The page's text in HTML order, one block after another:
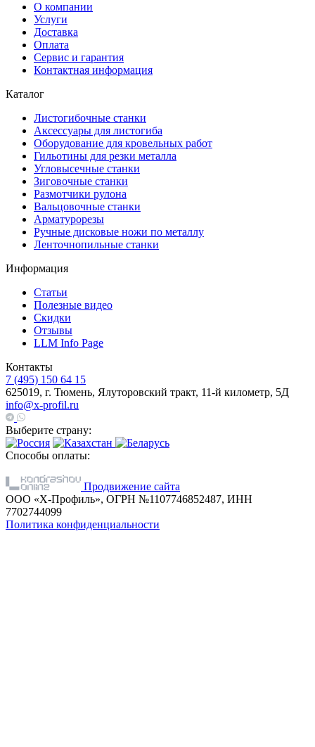
О компании
Услуги
Доставка
Оплата
Сервис и гарантия
Контактная информация
Каталог
Листогибочные станки
Аксессуары для листогиба
Оборудование для кровельных работ
Гильотины для резки металла
Угловысечные станки
Зиговочные станки
Размотчики рулона
Вальцовочные станки
Арматурорезы
Ручные дисковые ножи по металлу
Ленточнопильные станки
Информация
Статьи
Полезные видео
Скидки
Отзывы
LLM Info Page
Контакты
7 (495) 150 64 15
625019, г. Тюмень, Ялуторовский тракт, 11-й километр, 5Д
info@x-profil.ru
Выберите страну:
Способы оплаты:
Продвижение сайта
ООО «Х-Профиль», ОГРН №1107746852487, ИНН
7702744099
Политика конфиденциальности